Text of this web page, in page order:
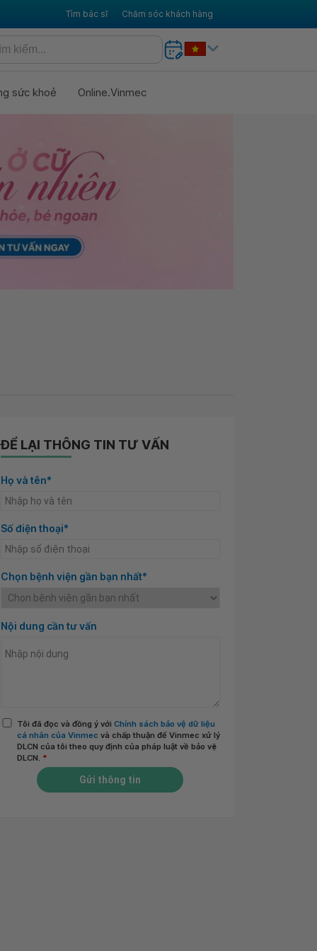
Tìm bác sĩ Chăm sóc khách hàng
sức khoẻ Online.Vinmec
ĐỂ LẠI THÔNG TIN TƯ VẤN
Họ và tên*
Số điện thoại*
Chọn bệnh viện gần bạn nhất*
Nội dung cần tư vấn
Tôi đã đọc và đồng ý với Chính sách bảo vệ dữ liệu
cá nhân của Vinmec và chấp thuận để Vinmec xử lý
DLCN của tôi theo quy định của pháp luật về bảo vệ
DLCN. *
Gửi thông tin